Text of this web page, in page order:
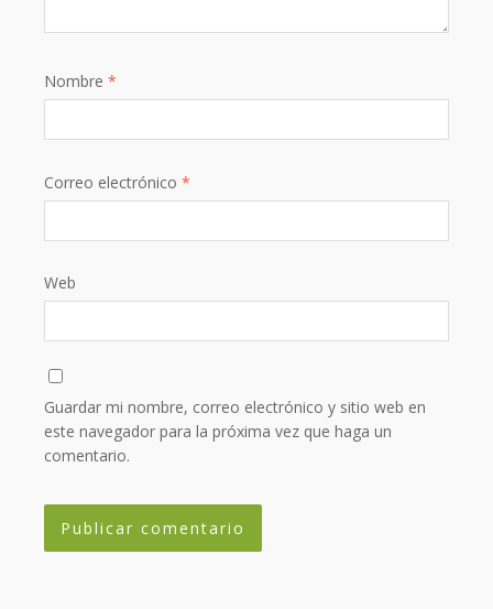
Nombre *
Correo electrónico *
Web
Guardar mi nombre, correo electrónico y sitio web en
este navegador para la próxima vez que haga un
comentario.